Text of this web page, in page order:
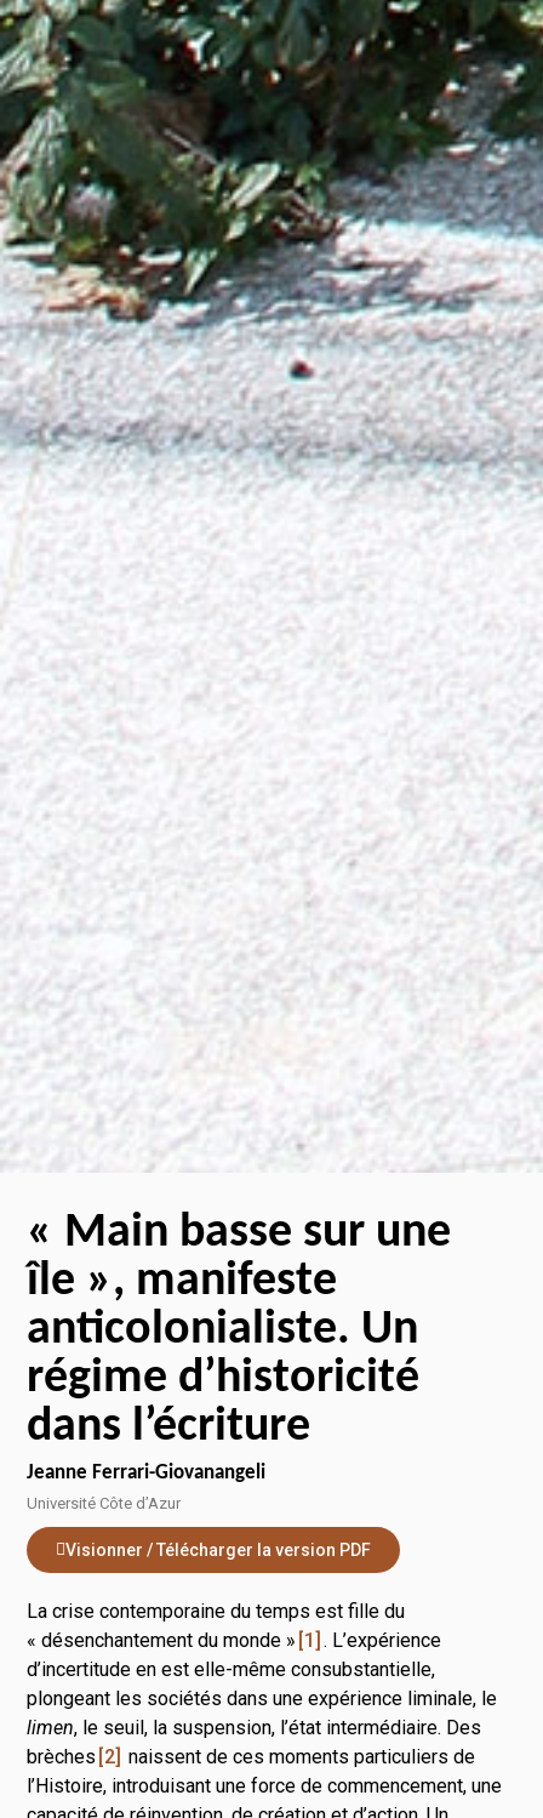
« Main basse sur une
île », manifeste
anticolonialiste. Un
régime d’historicité
dans l’écriture
Jeanne Ferrari-Giovanangeli
Université Côte d’Azur
Visionner / Télécharger la version PDF
La crise contemporaine du temps est fille du
« désenchantement du monde » 1
. L’expérience
d’incertitude en est elle-même consubstantielle,
plongeant les sociétés dans une expérience liminale, le
limen, le seuil, la suspension, l’état intermédiaire. Des
brèches 2 naissent de ces moments particuliers de
l’Histoire, introduisant une force de commencement, une